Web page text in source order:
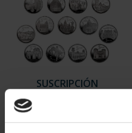
SUSCRIPCIÓN
949,00 €